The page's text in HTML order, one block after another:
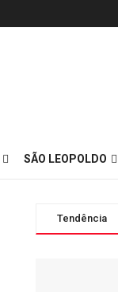
SÃO LEOPOLDO
Tendência